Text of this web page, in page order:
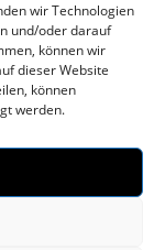
wir Technologien
und/oder darauf
können wir
dieser Website
können
werden.